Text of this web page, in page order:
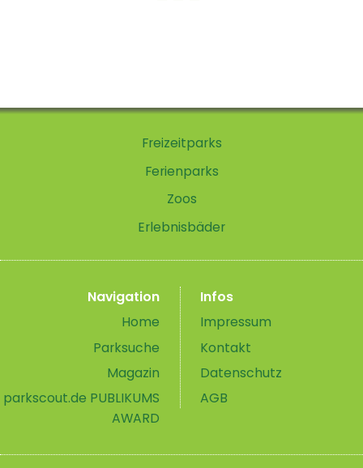
Freizeitparks
Ferienparks
Zoos
Erlebnisbäder
Navigation
Home
Parksuche
Magazin
parkscout.de PUBLIKUMS
AWARD
Infos
Impressum
Kontakt
Datenschutz
AGB